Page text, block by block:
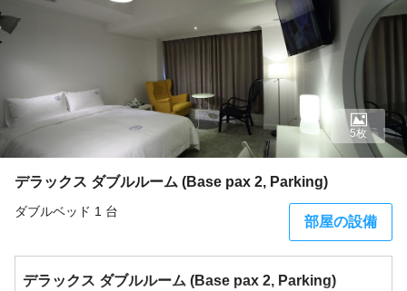
デラックス ダブルルーム (Base pax 2, Parking)
ダブルベッド 1 台
部屋の設備
5枚
デラックス ダブルルーム (Base pax 2, Parking)